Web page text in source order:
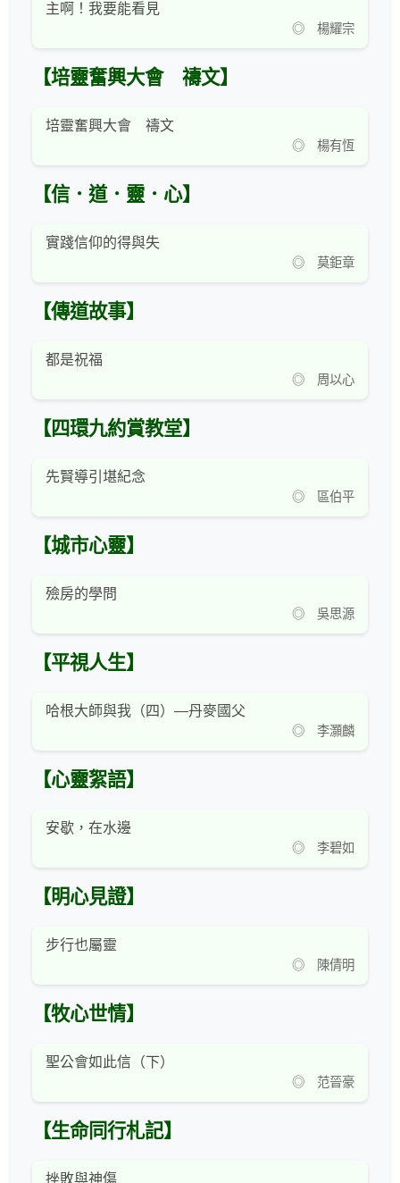
主啊！我要能看見
◎ 楊耀宗
【培靈奮興大會 禱文】
培靈奮興大會 禱文
◎ 楊有恆
【信．道．靈．心】
實踐信仰的得與失
◎ 莫鉅章
【傳道故事】
都是祝福
◎ 周以心
【四環九約賞教堂】
先賢導引堪紀念
◎ 區伯平
【城市心靈】
殮房的學問
◎ 吳思源
【平視人生】
哈根大師與我（四）—丹麥國父
◎ 李灝麟
【心靈絮語】
安歇，在水邊
◎ 李碧如
【明心見證】
步行也屬靈
◎ 陳倩明
【牧心世情】
聖公會如此信（下）
◎ 范晉豪
【生命同行札記】
挫敗與神傷